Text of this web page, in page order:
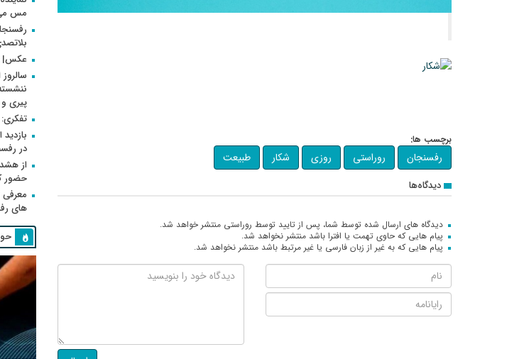
برچسب ها:
رفسنجان روراستی روزی شکار طبیعت
دیدگاه‌ها
دیدگاه های ارسال شده توسط شما، پس از تایید توسط روراستی منتشر خواهد شد.
پیام هایی که حاوی تهمت یا افترا باشد منتشر نخواهد شد.
پیام هایی که به غیر از زبان فارسی یا غیر مرتبط باشد منتشر نخواهد شد.
مس
عکس|
پیری
تفکری:
در
از
حضور
های